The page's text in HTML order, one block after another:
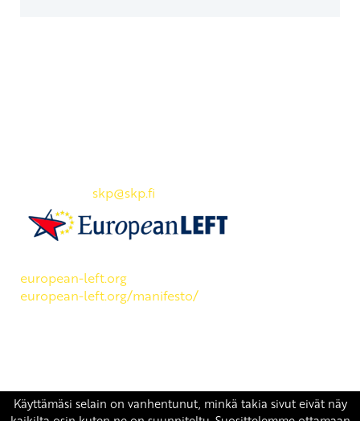
skp@skp.fi
european-left.org
european-left.org/manifesto/